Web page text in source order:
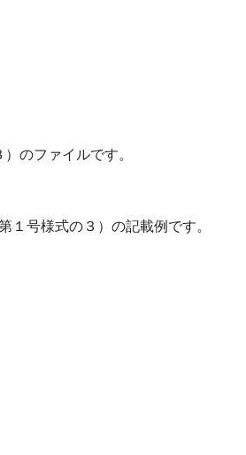
のファイルです。
号様式の３）の記載例です。